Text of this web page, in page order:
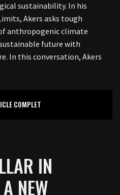
sustainability. In his
Akers asks tough
anthropogenic climate
future with
In this conversation, Akers
COMPLET
IN
NEW